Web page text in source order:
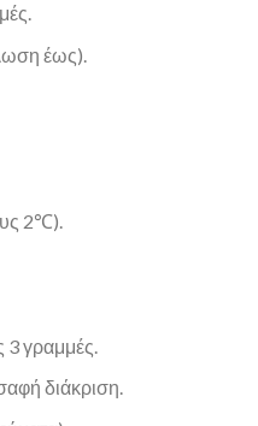
έως).
2℃).
3 γραμμές.
διάκριση.